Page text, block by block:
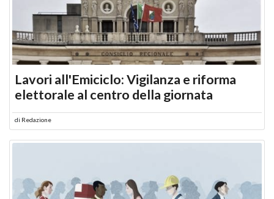
Lavori all'Emiciclo: Vigilanza e riforma
elettorale al centro della giornata
di Redazione